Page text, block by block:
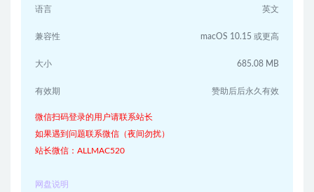
语言 英文
兼容性 macOS 10.15 或更高
大小 685.08 MB
有效期 赞助后后永久有效
微信扫码登录的用户请联系站长
如果遇到问题联系微信（夜间勿扰）
站长微信：ALLMAC520
网盘说明